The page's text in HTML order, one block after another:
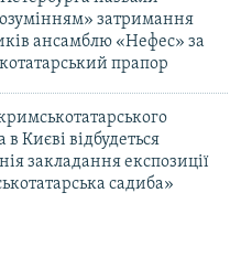
затримання
ансамблю «Нефес» за
прапор
в Києві відбудеться
закладання експозиції
садиба»